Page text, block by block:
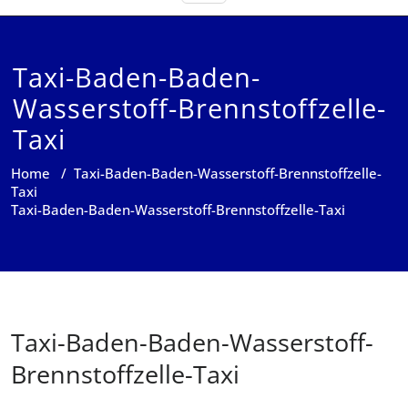
Taxi-Baden-Baden-
Wasserstoff-Brennstoffzelle-
Taxi
Home / Taxi-Baden-Baden-Wasserstoff-Brennstoffzelle-
Taxi
Taxi-Baden-Baden-Wasserstoff-Brennstoffzelle-Taxi
Taxi-Baden-Baden-Wasserstoff-
Brennstoffzelle-Taxi